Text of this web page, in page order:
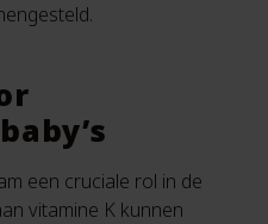
een cruciale rol in de
vitamine K kunnen